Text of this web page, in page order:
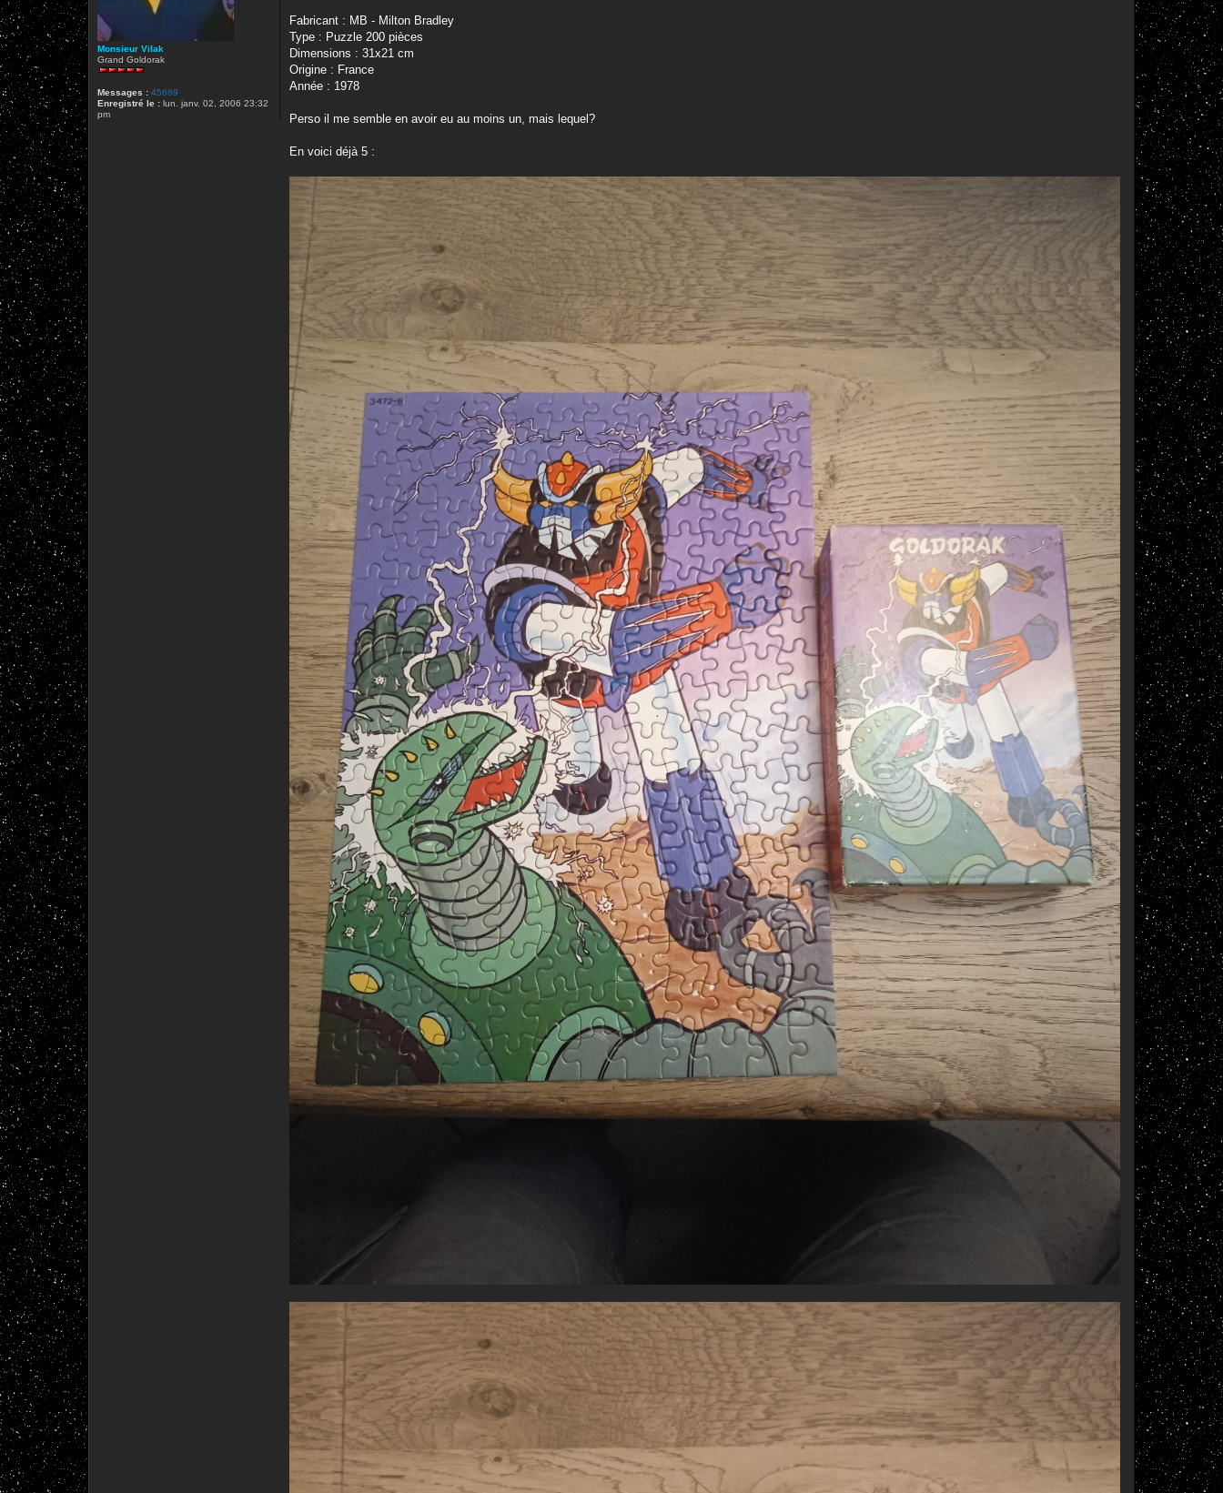
Monsieur Vilak
Grand Goldorak
Messages : 45669
Enregistré le : lun. janv. 02, 2006 23:32
pm
Fabricant : MB - Milton Bradley
Type : Puzzle 200 pièces
Dimensions : 31x21 cm
Origine : France
Année : 1978
Perso il me semble en avoir eu au moins un, mais lequel?
En voici déjà 5 :